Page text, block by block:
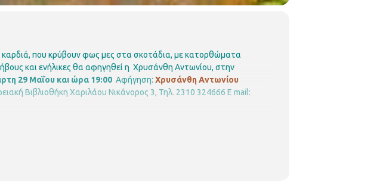
καρδιά, που κρύβουν φως μες στα σκοτάδια, με κατορθώματα
και ενήλικες θα αφηγηθεί η Χρυσάνθη Αντωνίου, στην
29 Μαΐου και ώρα 19:00 Aφήγηση: Χρυσάνθη Αντωνίου
Βιβλιοθήκη Χαριλάου Νικάνορος 3, Τηλ. 2310 324666 E mail: